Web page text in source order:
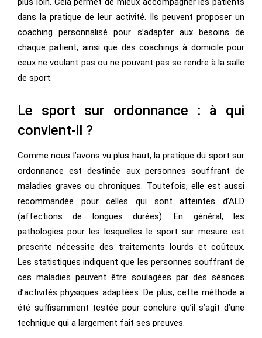
dans la pratique de leur activité. Ils peuvent proposer un
coaching personnalisé pour s’adapter aux besoins de
chaque patient, ainsi que des coachings à domicile pour
ceux ne voulant pas ou ne pouvant pas se rendre à la salle
de sport.
Le sport sur ordonnance : à qui
convient-il ?
Comme nous l’avons vu plus haut, la pratique du sport sur
ordonnance est destinée aux personnes souffrant de
maladies graves ou chroniques. Toutefois, elle est aussi
recommandée pour celles qui sont atteintes d’ALD
(affections de longues durées). En général, les
pathologies pour les lesquelles le sport sur mesure est
prescrite nécessite des traitements lourds et coûteux.
Les statistiques indiquent que les personnes souffrant de
ces maladies peuvent être soulagées par des séances
d’activités physiques adaptées. De plus, cette méthode a
été suffisamment testée pour conclure qu’il s’agit d’une
technique qui a largement fait ses preuves.